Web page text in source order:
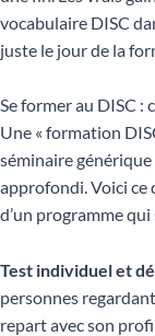
vocabulaire DISC
juste le jour de la
Se former au DISC
Une « formation
séminaire
approfondi. Voici
d’un programme
Test individuel et
personnes
repart avec son